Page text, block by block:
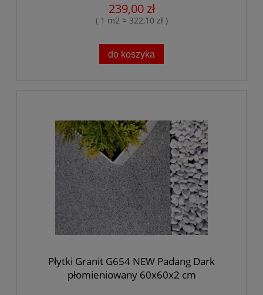
239,00 zł
( 1 m2 = 322,10 zł )
do koszyka
Płytki Granit G654 NEW Padang Dark
płomieniowany 60x60x2 cm